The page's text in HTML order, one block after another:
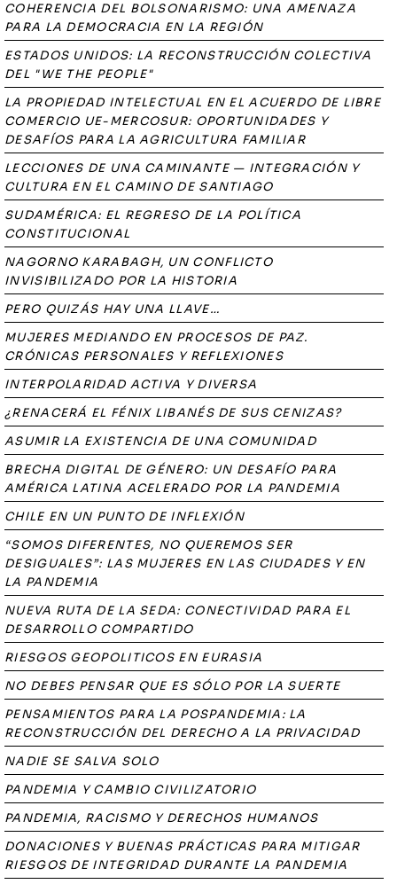
COHERENCIA DEL BOLSONARISMO: UNA AMENAZA
PARA LA DEMOCRACIA EN LA REGIÓN
ESTADOS UNIDOS: LA RECONSTRUCCIÓN COLECTIVA
DEL "WE THE PEOPLE"
LA PROPIEDAD INTELECTUAL EN EL ACUERDO DE LIBRE
COMERCIO UE-MERCOSUR: OPORTUNIDADES Y
DESAFÍOS PARA LA AGRICULTURA FAMILIAR
LECCIONES DE UNA CAMINANTE — INTEGRACIÓN Y
CULTURA EN EL CAMINO DE SANTIAGO
SUDAMÉRICA: EL REGRESO DE LA POLÍTICA
CONSTITUCIONAL
NAGORNO KARABAGH, UN CONFLICTO
INVISIBILIZADO POR LA HISTORIA
PERO QUIZÁS HAY UNA LLAVE…
MUJERES MEDIANDO EN PROCESOS DE PAZ.
CRÓNICAS PERSONALES Y REFLEXIONES
INTERPOLARIDAD ACTIVA Y DIVERSA
¿RENACERÁ EL FÉNIX LIBANÉS DE SUS CENIZAS?
ASUMIR LA EXISTENCIA DE UNA COMUNIDAD
BRECHA DIGITAL DE GÉNERO: UN DESAFÍO PARA
AMÉRICA LATINA ACELERADO POR LA PANDEMIA
CHILE EN UN PUNTO DE INFLEXIÓN
“SOMOS DIFERENTES, NO QUEREMOS SER
DESIGUALES”: LAS MUJERES EN LAS CIUDADES Y EN
LA PANDEMIA
NUEVA RUTA DE LA SEDA: CONECTIVIDAD PARA EL
DESARROLLO COMPARTIDO
RIESGOS GEOPOLITICOS EN EURASIA
NO DEBES PENSAR QUE ES SÓLO POR LA SUERTE
PENSAMIENTOS PARA LA POSPANDEMIA: LA
RECONSTRUCCIÓN DEL DERECHO A LA PRIVACIDAD
NADIE SE SALVA SOLO
PANDEMIA Y CAMBIO CIVILIZATORIO
PANDEMIA, RACISMO Y DERECHOS HUMANOS
DONACIONES Y BUENAS PRÁCTICAS PARA MITIGAR
RIESGOS DE INTEGRIDAD DURANTE LA PANDEMIA